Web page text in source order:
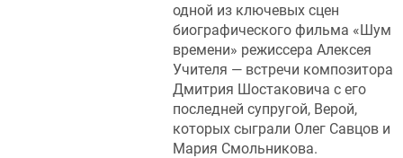
одной из ключевых сцен
биографического фильма «Шум
времени» режиссера Алексея
Учителя — встречи композитора
Дмитрия Шостаковича с его
последней супругой, Верой,
которых сыграли Олег Савцов и
Мария Смольникова.